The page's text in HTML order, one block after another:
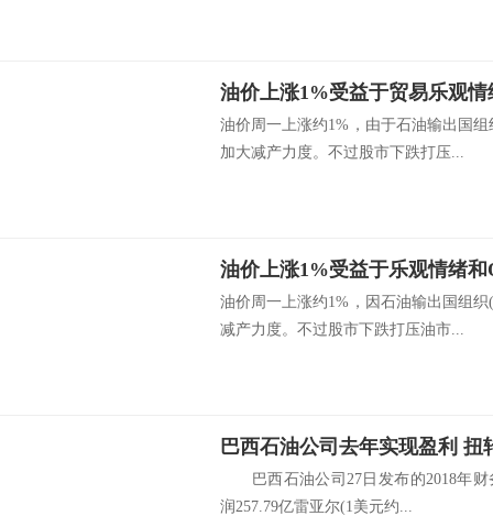
油价上涨1%受益于贸易乐观情
油价周一上涨约1%，由于石油输出国
加大减产力度。不过股市下跌打压...
油价上涨1%受益于乐观情绪和
油价周一上涨约1%，因石油输出国组
减产力度。不过股市下跌打压油市...
巴西石油公司去年实现盈利 扭
巴西石油公司27日发布的2018年财
润257.79亿雷亚尔(1美元约...